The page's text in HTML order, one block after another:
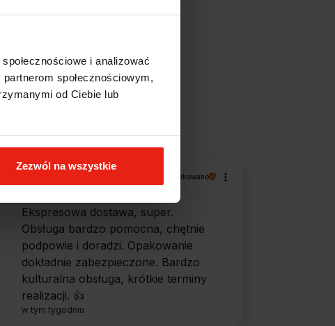
i analizować
społecznościowym,
od Ciebie lub
Zezwól na wszystkie
zweryfikowano
Ekspresowa dostawa, super.
Obsługa bardzo pomocna, chętnie
podpowie i doradzi. Opakowanie
dokładnie zabezpieczone. Bardzo
kulturalna obsługa, krótkie terminy
realizacji. 👍️
w tym tygodniu